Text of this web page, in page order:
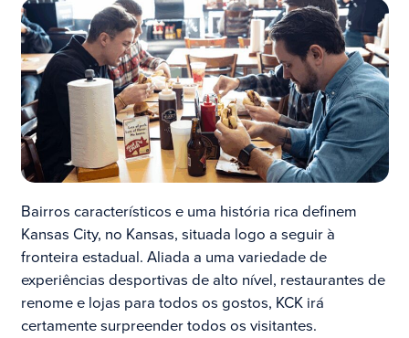
Bairros característicos e uma história rica definem
Kansas City, no Kansas, situada logo a seguir à
fronteira estadual. Aliada a uma variedade de
experiências desportivas de alto nível, restaurantes de
renome e lojas para todos os gostos, KCK irá
certamente surpreender todos os visitantes.